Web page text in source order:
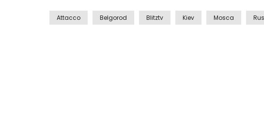
Attacco Belgorod Blitztv Kiev Mosca